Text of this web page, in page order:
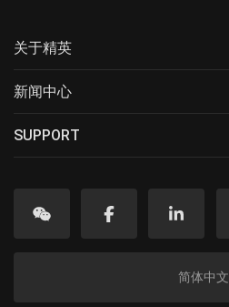
关于精英
新闻中心
SUPPORT
简体中文